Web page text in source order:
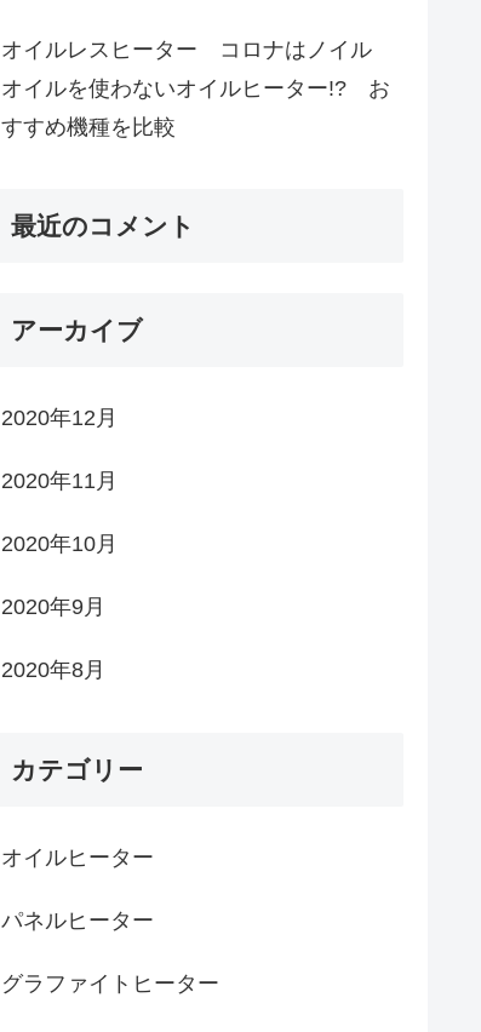
オイルレスヒーター コロナはノイル
オイルを使わないオイルヒーター!? お
すすめ機種を比較
最近のコメント
アーカイブ
2020年12月
2020年11月
2020年10月
2020年9月
2020年8月
カテゴリー
オイルヒーター
パネルヒーター
グラファイトヒーター